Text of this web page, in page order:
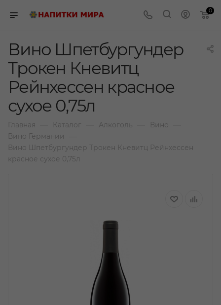
0
Вино Шпетбургундер
Трокен Кневитц
Рейнхессен красное
сухое 0,75л
Главная Каталог Алкоголь Вино
Вино Германии
Вино Шпетбургундер Трокен Кневитц Рейнхессен
красное сухое 0,75л